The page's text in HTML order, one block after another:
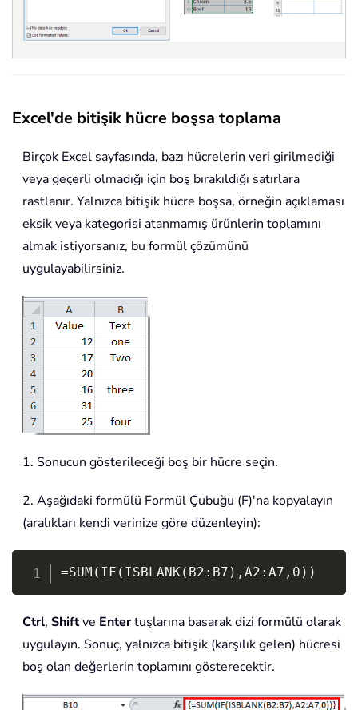
Excel'de bitişik hücre boşsa toplama
Birçok Excel sayfasında, bazı hücrelerin veri girilmediği
veya geçerli olmadığı için boş bırakıldığı satırlara
rastlanır. Yalnızca bitişik hücre boşsa, örneğin açıklaması
eksik veya kategorisi atanmamış ürünlerin toplamını
almak istiyorsanız, bu formül çözümünü
uygulayabilirsiniz.
1. Sonucun gösterileceği boş bir hücre seçin.
2. Aşağıdaki formülü Formül Çubuğu (F)'na kopyalayın
(aralıkları kendi verinize göre düzenleyin):
=SUM(IF(ISBLANK(B2:B7),A2:A7,0))
Copy
Ctrl, Shiftve Entertuşlarına basarak dizi formülü olarak
uygulayın. Sonuç, yalnızca bitişik (karşılık gelen) hücresi
boş olan değerlerin toplamını gösterecektir.